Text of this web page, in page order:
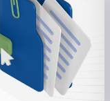
ING 102)
(TBT